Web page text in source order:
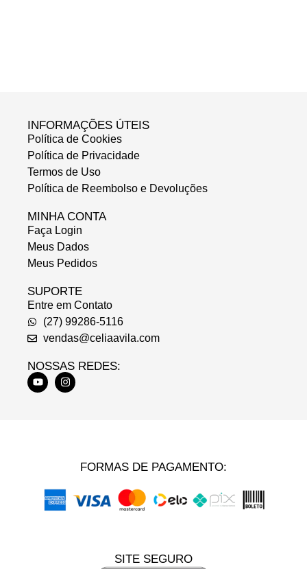
INFORMAÇÕES ÚTEIS
Política de Cookies
Política de Privacidade
Termos de Uso
Política de Reembolso e Devoluções
MINHA CONTA
Faça Login
Meus Dados
Meus Pedidos
SUPORTE
Entre em Contato
(27) 99286-5116
vendas@celiaavila.com
NOSSAS REDES:
FORMAS DE PAGAMENTO:
SITE SEGURO